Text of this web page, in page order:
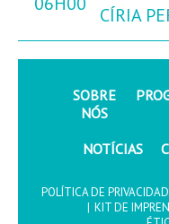
CÍRIA
SOBRE
NÓS
NOTÍCIAS
POLÍTICA DE
| KIT DE